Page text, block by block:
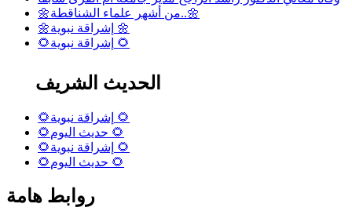
🌼من أشهر علماء الشناقطة..🌼
🌼إشراقة نبوية 🌼
🌻إشراقة نبوية 🌻
الحديث الشريف
🌻إشراقة نبوية 🌻
🌻حديث اليوم 🌻
🌻إشراقة نبوية 🌻
🌻حديث اليوم 🌻
روابط هامة